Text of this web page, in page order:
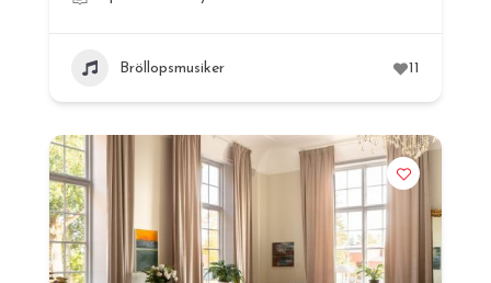
Bröllopsmusiker 11